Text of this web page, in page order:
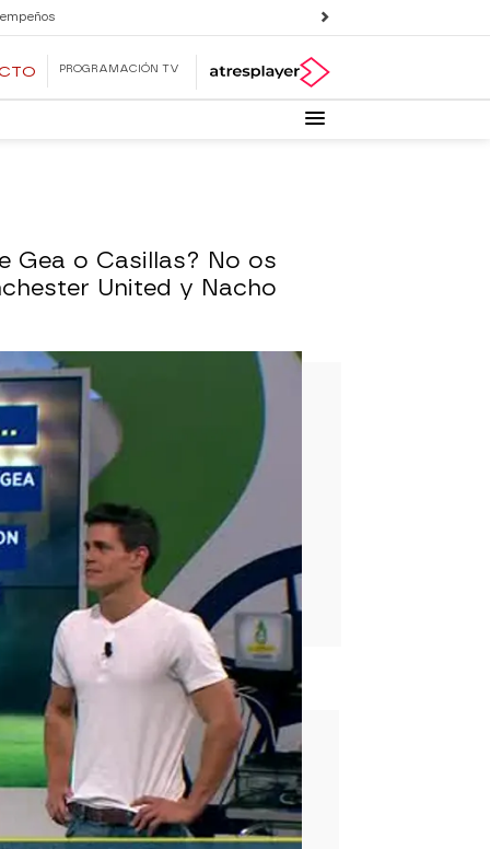
PROGRAMACIÓN TV
Gea o Casillas? No os
United y Nacho
Portero Edu Aguirre